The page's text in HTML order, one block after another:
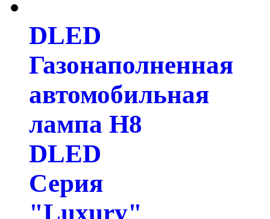
DLED
Газонаполненная
автомобильная
лампа H8
DLED
Серия
"Luxury"